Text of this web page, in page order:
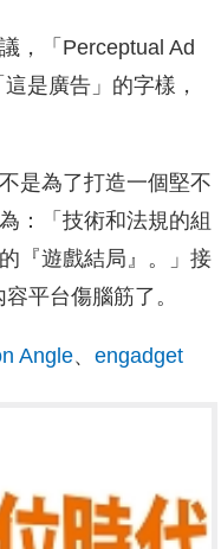
，「Perceptual Ad
是廣告」的字樣，
是為了打造一個堅不
：「技術和法規的組
『遊戲結局』。」接
平台傷腦筋了。
Angle、 engadget